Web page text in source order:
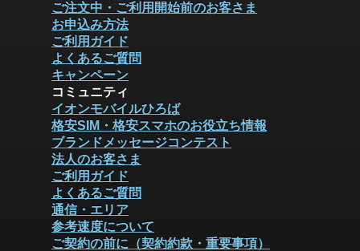
ご注文中・ご利用開始前のお客さま
お申込み方法
ご利用ガイド
よくあるご質問
キャンペーン
コミュニティ
イオンモバイルひろば
格安SIM・格安スマホのお役立ち情報
ブランドメッセージコンテスト
法人のお客さま
ご利用ガイド
よくあるご質問
通信・エリア
参考速度について
ご契約の前に（契約約款・重要事項）